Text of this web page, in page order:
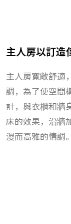
主人房以訂造
主人房寬敞舒適
調，為了使空間
計，與衣櫃和牆
床的效果，沿牆
漫而高雅的情調。